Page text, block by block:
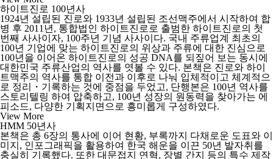
하이트진로 100년사
1924년 설립된 진로와 1933년 설립된 조선맥주에서 시작하여 합
병 후 2011년, 통합법인 하이트진로로 출범한 하이트진로의 첫
번째 사사이자, 100주년 기념 사사이다. 국내 주류업계 최초의
100년 기업에 맞는 하이트진로의 위상과 주류에 대한 진심으로
100년을 이어온 하이트진로의 성공 DNA를 되짚어 보는 동시에
대한민국 주류산업의 역사를 엿볼 수 있다. 본책은 진로와 하이
트맥주의 역사를 통합 이전과 이후로 나눠 입체적이고 체계적으
로 정리・기록하는 것에 중점을 두었고, 단행본은 100년 역사를
스토리텔링 하여 압축하고, 100년 성장의 원동력을 찾아가는 에
피소드, 다양한 기획지면으로 흥미롭게 구성하였다.
View More
HMM 50년사
본책은 총 6장의 통사에 이어 현황, 부록까지 다채로운 도표와 이
미지, 인포그래픽을 활용하여 한국 해운을 이끈 50년 발자취를
충실히 기록했다. 또한 대문접지 연혁, 장별 간지 등의 특수 제작